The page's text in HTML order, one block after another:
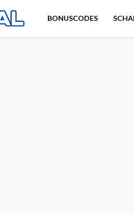
BONUSCODES